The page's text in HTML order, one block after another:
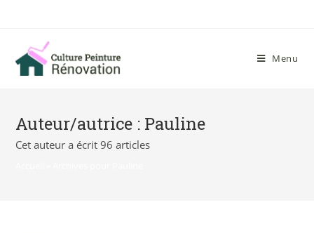
Menu
Auteur/autrice : Pauline
Cet auteur a écrit 96 articles